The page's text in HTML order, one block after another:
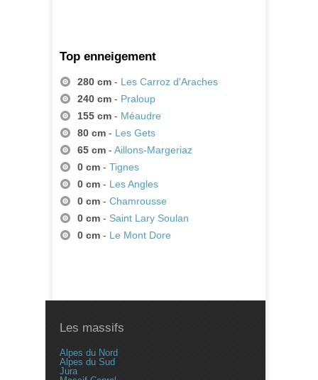
Top enneigement
280 cm - Les Carroz d'Araches
240 cm - Praloup
155 cm - Méaudre
80 cm - Les Gets
65 cm - Aillons-Margeriaz
0 cm - Tignes
0 cm - Les Angles
0 cm - Chamrousse
0 cm - Saint Lary Soulan
0 cm - Le Mont Dore
Les massifs
Alpes du Nord
Alpes du Sud
Jura